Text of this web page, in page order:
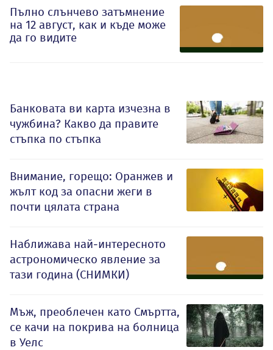
Пълно слънчево затъмнение
на 12 август, как и къде може
да го видите
Банковата ви карта изчезна в
чужбина? Какво да правите
стъпка по стъпка
Внимание, горещо: Оранжев и
жълт код за опасни жеги в
почти цялата страна
Наближава най-интересното
астрономическо явление за
тази година (СНИМКИ)
Мъж, преоблечен като Смъртта,
се качи на покрива на болница
в Уелс